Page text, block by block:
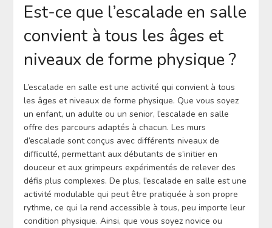
Est-ce que l’escalade en salle
convient à tous les âges et
niveaux de forme physique ?
L’escalade en salle est une activité qui convient à tous
les âges et niveaux de forme physique. Que vous soyez
un enfant, un adulte ou un senior, l’escalade en salle
offre des parcours adaptés à chacun. Les murs
d’escalade sont conçus avec différents niveaux de
difficulté, permettant aux débutants de s’initier en
douceur et aux grimpeurs expérimentés de relever des
défis plus complexes. De plus, l’escalade en salle est une
activité modulable qui peut être pratiquée à son propre
rythme, ce qui la rend accessible à tous, peu importe leur
condition physique. Ainsi, que vous soyez novice ou